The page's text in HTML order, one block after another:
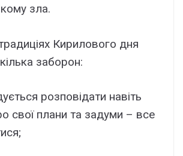
зла.
Кирилового дня
заборон:
розповідати навіть
свої плани та задуми – все